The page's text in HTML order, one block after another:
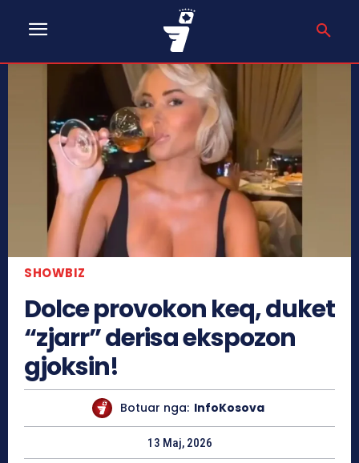
SHOWBIZ
Dolce provokon keq, duket
“zjarr” derisa ekspozon
gjoksin!
Botuar nga: InfoKosova
13 Maj, 2026